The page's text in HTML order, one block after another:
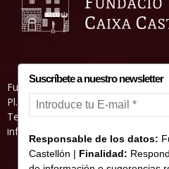
Fundació Caixa Castelló • Casa
Pl. de l’Herba, s/nº. 12001 Castelló
Telèfon 964 232 551 • Fax 964 231
Suscríbete a nuestro newsletter
Responsable de los datos:
Castellón | Finalidad: